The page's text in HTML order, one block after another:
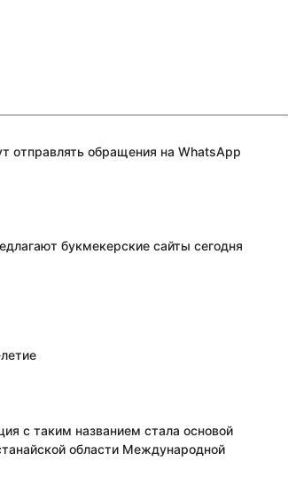
отправлять обращения на WhatsApp
букмекерские сайты сегодня
с таким названием стала основой
области Международной